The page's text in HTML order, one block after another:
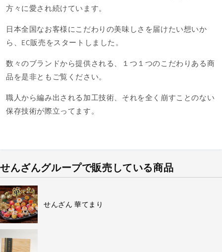
方々に愛され続けています。
日本全国なお客様にこだわりの美味しさを届けたい想いか
ら、EC販売をスタートしました。
数々のブランドから提供される、１つ１つのこだわりある商
品を是非ともご覧ください。
職人から編み出される加工技術、それを全く崩すことのない
保存技術が際立ってます。
せんざんグループで販売している商品
せんざん 華てまり